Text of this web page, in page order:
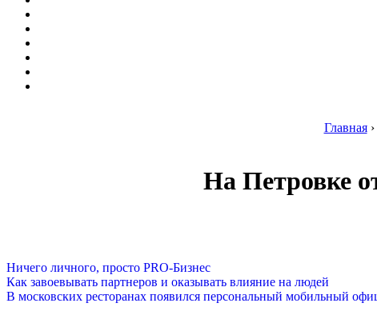
Главная›
На Петровке
Ничего личного, просто PRO-Бизнес
Как завоевывать партнеров и оказывать влияние на людей
В московских ресторанах появился персональный мобильный